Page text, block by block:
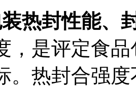
热封性能、
，是评定食
。热封合强